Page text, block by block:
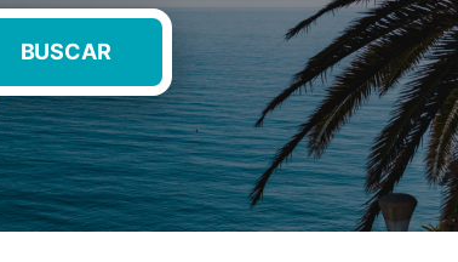
BUSCAR